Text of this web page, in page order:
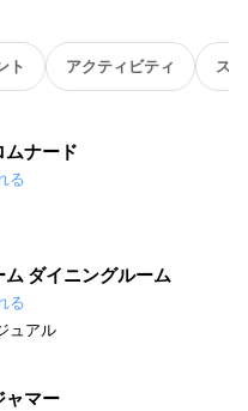
ト アクティビティ ス
ムナード
る
ム ダイニングルーム
る
ュアル
ャマー